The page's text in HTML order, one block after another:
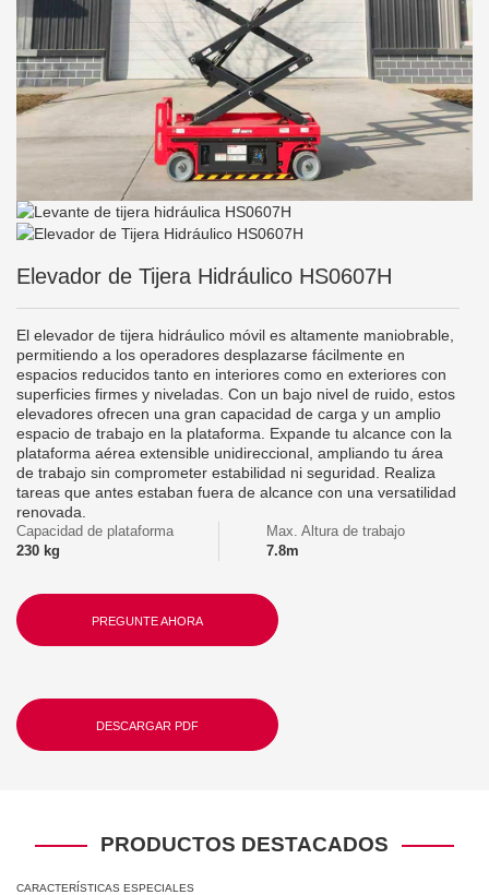
Elevador de Tijera Hidráulico HS0607H
El elevador de tijera hidráulico móvil es altamente maniobrable,
permitiendo a los operadores desplazarse fácilmente en
espacios reducidos tanto en interiores como en exteriores con
superficies firmes y niveladas. Con un bajo nivel de ruido, estos
elevadores ofrecen una gran capacidad de carga y un amplio
espacio de trabajo en la plataforma. Expande tu alcance con la
plataforma aérea extensible unidireccional, ampliando tu área
de trabajo sin comprometer estabilidad ni seguridad. Realiza
tareas que antes estaban fuera de alcance con una versatilidad
renovada.
Capacidad de plataforma
230 kg
Max. Altura de trabajo
7.8m
PREGUNTE AHORA
DESCARGAR PDF
PRODUCTOS DESTACADOS
CARACTERÍSTICAS ESPECIALES